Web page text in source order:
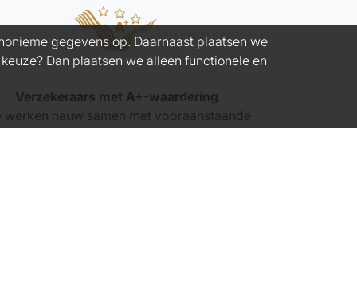
Verzekeraars met A+-waardering
werken nauw samen met vooraanstaande
gegevens op. Daarnaast plaatsen we
Dan plaatsen we alleen functionele en